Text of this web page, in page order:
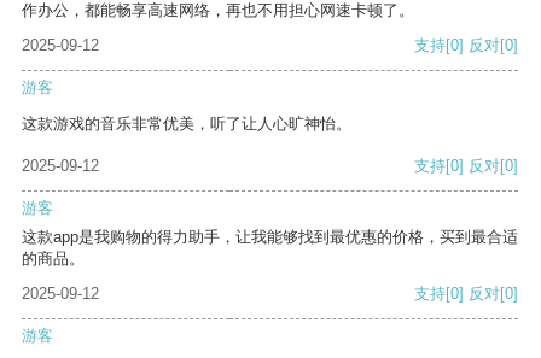
作办公，都能畅享高速网络，再也不用担心网速卡顿了。
2025-09-12
支持[0] 反对[0]
游客
这款游戏的音乐非常优美，听了让人心旷神怡。
2025-09-12 支持[0] 反对[0]
游客
这款app是我购物的得力助手，让我能够找到最优惠的价格，买到最合适
的商品。
2025-09-12
支持[0] 反对[0]
游客